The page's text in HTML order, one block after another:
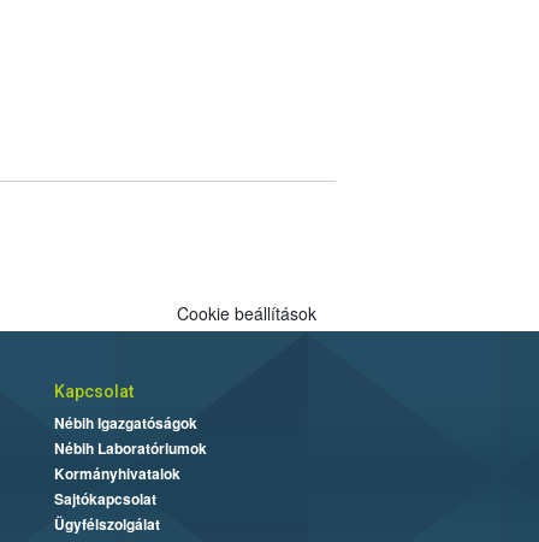
Cookie beállítások
Kapcsolat
Nébih Igazgatóságok
Nébih Laboratóriumok
Kormányhivatalok
Sajtókapcsolat
Ügyfélszolgálat